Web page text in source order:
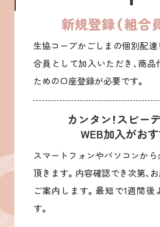
新規登録（組合
生協コープかごしまの個別配
合員として加入いただき、商
ための口座登録が必要です。
カンタン！スピー
WEB加入がお
スマートフォンやパソコンか
頂きます。内容確認でき次第、
ご案内します。最短で1週間後
す。